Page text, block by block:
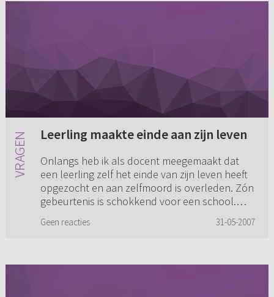
Leerling maakte einde aan zijn leven
Onlangs heb ik als docent meegemaakt dat
een leerling zelf het einde van zijn leven heeft
opgezocht en aan zelfmoord is overleden. Zón
gebeurtenis is schokkend voor een school.
Geen reacties 31-05-2007